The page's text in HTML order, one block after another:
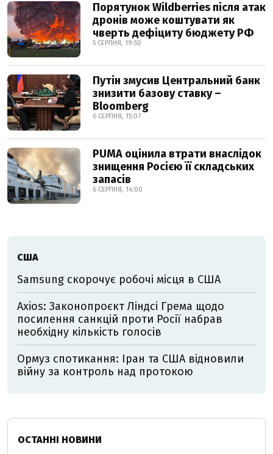
Порятунок Wildberries після атак
дронів може коштувати як
чверть дефіциту бюджету РФ
5 СЕРПНЯ, 19:50
Путін змусив Центральний банк
знизити базову ставку –
Bloomberg
6 СЕРПНЯ, 15:07
PUMA оцінила втрати внаслідок
знищення Росією її складських
запасів
6 СЕРПНЯ, 14:00
США
Samsung скорочує робочі місця в США
Axios: Законопроєкт Ліндсі Грема щодо
посилення санкцій проти Росії набрав
необхідну кількість голосів
Ормуз спотикання: Іран та США відновили
війну за контроль над протокою
ОСТАННІ НОВИНИ